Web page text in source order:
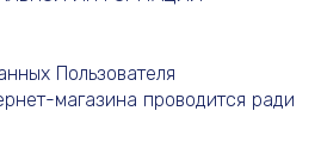
Пользователя
магазина проводится ради